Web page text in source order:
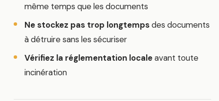
même temps que les documents
Ne stockez pas trop longtempsdes documents
à détruire sans les sécuriser
Vérifiez la réglementation localeavant toute
incinération